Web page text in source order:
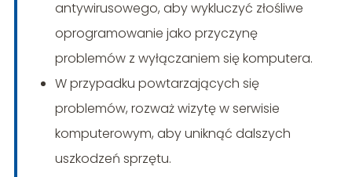
antywirusowego, aby wykluczyć złośliwe
oprogramowanie jako przyczynę
problemów z wyłączaniem się komputera.
W przypadku powtarzających się
problemów, rozważ wizytę w serwisie
komputerowym, aby uniknąć dalszych
uszkodzeń sprzętu.